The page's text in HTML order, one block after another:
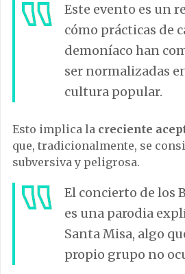
Este evento es un
cómo prácticas de
demoníaco han
ser normalizadas
cultura popular.
Esto implica la creciente
que, tradicionalmente, se
subversiva y peligrosa.
El concierto de los
es una parodia
Santa Misa, algo
propio grupo no